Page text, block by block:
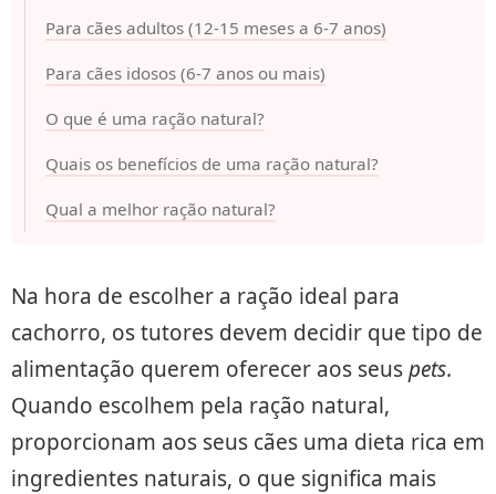
Para cães adultos (12-15 meses a 6-7 anos)
Para cães idosos (6-7 anos ou mais)
O que é uma ração natural?
Quais os benefícios de uma ração natural?
Qual a melhor ração natural?
Na hora de escolher a ração ideal para
cachorro, os tutores devem decidir que tipo de
alimentação querem oferecer aos seuspets.
Quando escolhem pela ração natural,
proporcionam aos seus cães uma dieta rica em
ingredientes naturais, o que significa mais